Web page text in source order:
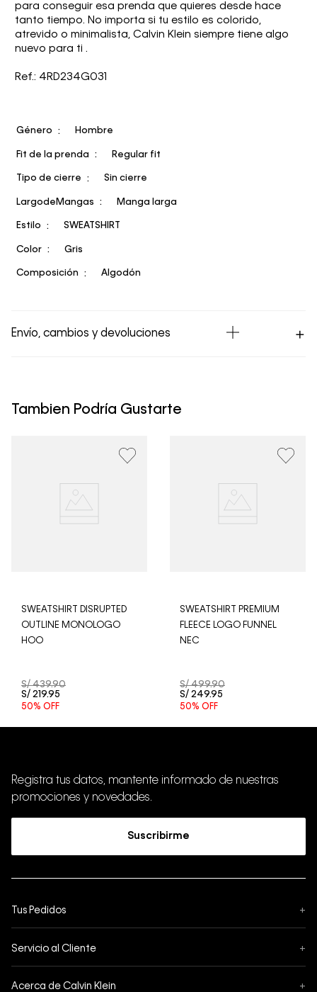
para conseguir esa prenda que quieres desde hace
tanto tiempo. No importa si tu estilo es colorido,
atrevido o minimalista, Calvin Klein siempre tiene algo
nuevo para ti .
Ref.: 4RD234G031
Género Hombre
Fit de la prenda Regular fit
Tipo de cierre Sin cierre
LargodeMangas Manga larga
Estilo SWEATSHIRT
Color Gris
Composición Algodón
Envío, cambios y devoluciones
hábiles para envíos a provincia. Envíos gratis en Lima
procesará desde el día hábil siguiente. Por higiene y
aceptamos devoluciones en ropa interior y trajes de
Tambien Podría Gustarte
SWEATSHIRT DISRUPTED
OUTLINE MONOLOGO
HOO
S/ 439.90
S/ 219.95
50% OFF
SWEATSHIRT PREMIUM
FLEECE LOGO FUNNEL
NEC
S/ 499.90
S/ 249.95
50% OFF
Registra tus datos, mantente informado de nuestras
promociones y novedades.
Suscribirme
Tus Pedidos +
Formas de Pago
Servicio al Cliente +
Acerca de Calvin Klein +